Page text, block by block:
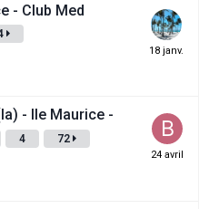
- Club Med
- Ile Maurice -
4 72